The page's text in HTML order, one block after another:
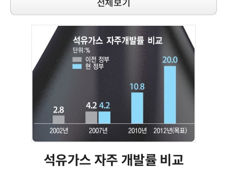
전체보기
석유가스 자주 개발률 비교